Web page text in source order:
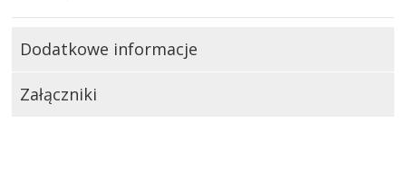
Dodatkowe informacje
Załączniki